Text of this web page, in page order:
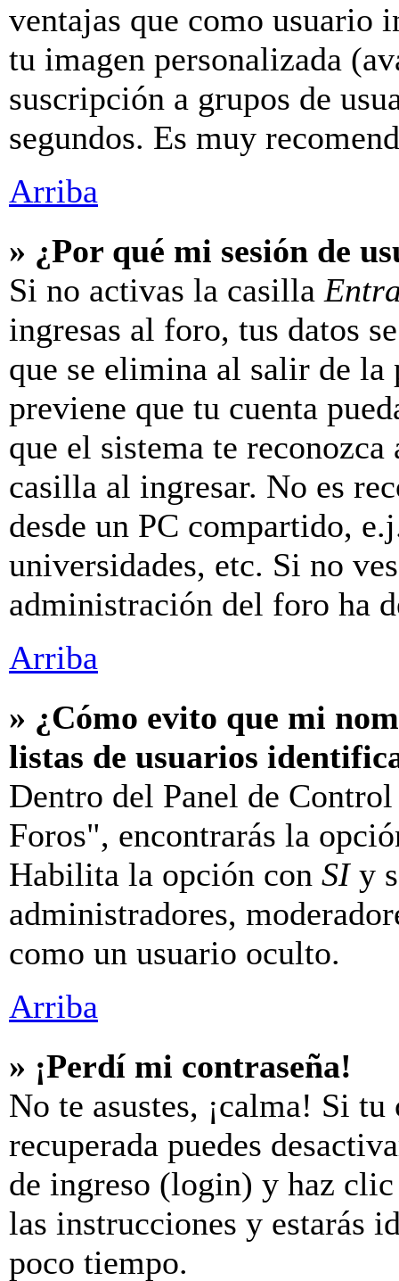
ventajas que como usuario
tu imagen personalizada
suscripción a grupos de
segundos. Es muy
Arriba
» ¿Por qué mi sesión de
Si no activas la casilla
ingresas al foro, tus datos
que se elimina al salir de
previene que tu cuenta
que el sistema te
casilla al ingresar. No es
desde un PC compartido,
universidades, etc. Si no
administración del foro ha
Arriba
» ¿Cómo evito que mi
listas de usuarios
Dentro del Panel de
Foros", encontrarás la
Habilita la opción con SIy
administradores,
como un usuario oculto.
Arriba
» ¡Perdí mi contraseña!
No te asustes, ¡calma! Si tu
recuperada puedes
de ingreso (login) y haz
las instrucciones y estarás
poco tiempo.